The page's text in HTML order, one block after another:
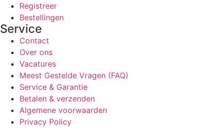
Registreer
Bestellingen
Service
Contact
Over ons
Vacatures
Meest Gestelde Vragen (FAQ)
Service & Garantie
Betalen & verzenden
Algemene voorwaarden
Privacy Policy